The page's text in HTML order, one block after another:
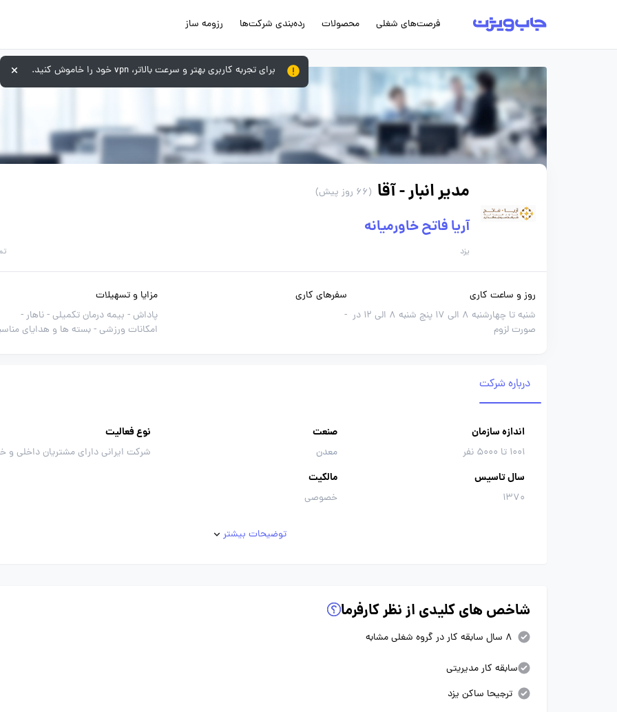
فرصت‌های شغلی محصولات رده‌بندی شرکت‌ها رزومه ساز
مدیر انبار - آقا (66 روز پیش)
آریا فاتح خاورمیانه
یزد
روز و ساعت کاری
شنبه تا چهارشنبه 8 الی 17 پنچ شنبه 8 الی 12 در
صورت لزوم
سفرهای کاری
-
مزایا و تسهیلات
پاداش - بیمه درمان تکمیلی - ناهار -
امکانات ورزشی - بسته ها و هدایای
درباره شرکت
اندازه سازمان
1001 تا 5000 نفر
صنعت
معدن
نوع فعالیت
شرکت ایرانی دارای مشتریان داخلی و
سال تاسیس
1370
مالکیت
خصوصی
توضیحات بیشتر
شاخص های کلیدی از نظر کارفرما
8 سال سابقه کار در گروه شغلی مشابه
سابقه کار مدیریتی
ترجیحا ساکن یزد
برای تجربه کاربری بهتر و سرعت بالاتر، vpn خود را خاموش کنید.